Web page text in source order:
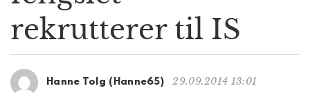
a
t
i
n
rekrutterer til IS
Hanne Tolg (Hanne65) 29.09.2014 13:01